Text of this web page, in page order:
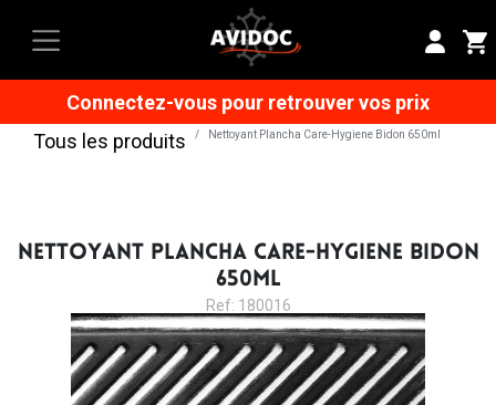
Connectez-vous pour retrouver vos prix
Tous les produits
Nettoyant Plancha Care-Hygiene Bidon 650ml
NETTOYANT PLANCHA CARE-HYGIENE BIDON
650ML
Ref: 180016